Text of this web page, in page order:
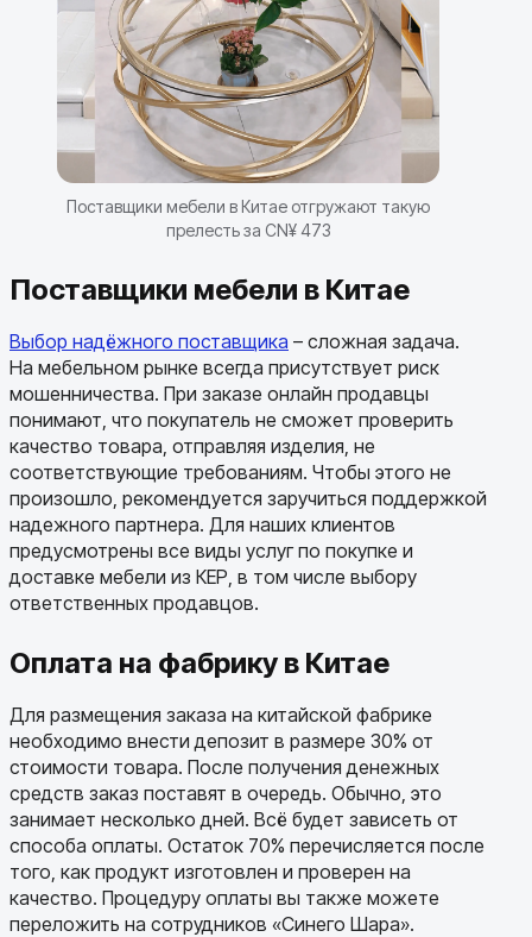
Поставщики мебели в Китае отгружают такую
прелесть за CN¥ 473
Поставщики мебели в Китае
Выбор надёжного поставщика – сложная задача.
На мебельном рынке всегда присутствует риск
мошенничества. При заказе онлайн продавцы
понимают, что покупатель не сможет проверить
качество товара, отправляя изделия, не
соответствующие требованиям. Чтобы этого не
произошло, рекомендуется заручиться поддержкой
надежного партнера. Для наших клиентов
предусмотрены все виды услуг по покупке и
доставке мебели из КЕР, в том числе выбору
ответственных продавцов.
Оплата на фабрику в Китае
Для размещения заказа на китайской фабрике
необходимо внести депозит в размере 30% от
стоимости товара. После получения денежных
средств заказ поставят в очередь. Обычно, это
занимает несколько дней. Всё будет зависеть от
способа оплаты. Остаток 70% перечисляется после
того, как продукт изготовлен и проверен на
качество. Процедуру оплаты вы также можете
переложить на сотрудников «Синего Шара».